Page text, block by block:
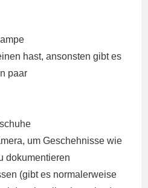
hast, ansonsten gibt es
paar
um Geschehnisse wie
dokumentieren
(gibt es normalerweise